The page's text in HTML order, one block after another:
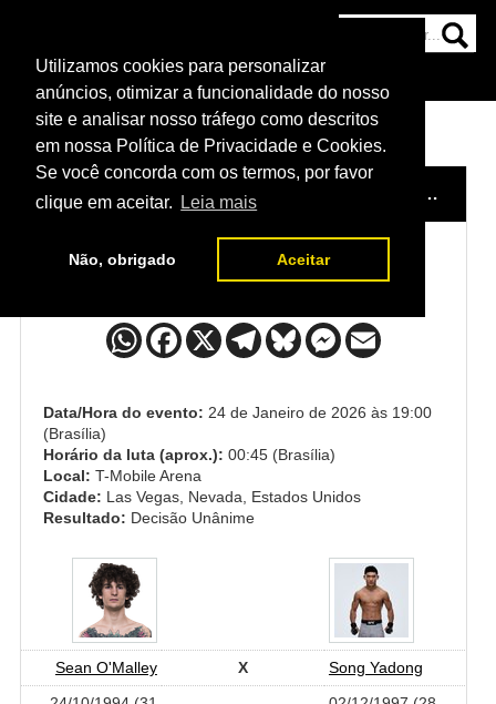
Utilizamos cookies para personalizar
anúncios, otimizar a funcionalidade do nosso
site e analisar nosso tráfego como descritos
em nossa Política de Privacidade e Cookies.
Se você concorda com os termos, por favor
clique em aceitar.
Leia mais
Não, obrigado Aceitar
NOTÍCIAS
HOME EVENTO / UFC 324: GAETHJE VS. PIMBLETT
Sean O'Malley x Song Yadong
Data/Hora do evento: 24 de Janeiro de 2026 às 19:00
(Brasília)
Horário da luta (aprox.): 00:45 (Brasília)
Local: T-Mobile Arena
Cidade: Las Vegas, Nevada, Estados Unidos
Resultado: Decisão Unânime
Sean O'Malley X
Song Yadong